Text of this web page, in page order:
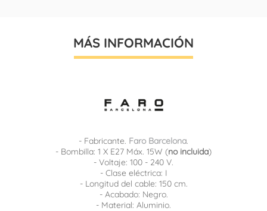
MÁS INFORMACIÓN
- Fabricante. Faro Barcelona.
- Bombilla: 1 X E27 Máx. 15W (no incluida)
- Voltaje: 100 - 240 V.
- Clase eléctrica: I
- Longitud del cable: 150 cm.
- Acabado: Negro.
- Material: Aluminio.